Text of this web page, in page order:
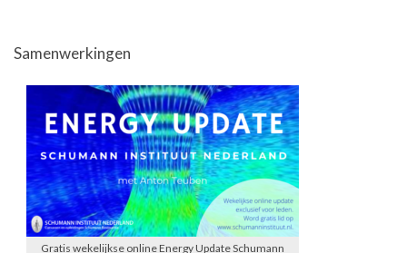
Samenwerkingen
Gratis wekelijkse online Energy Update Schumann